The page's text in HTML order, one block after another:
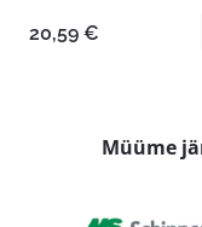
20,59 €
Müüme